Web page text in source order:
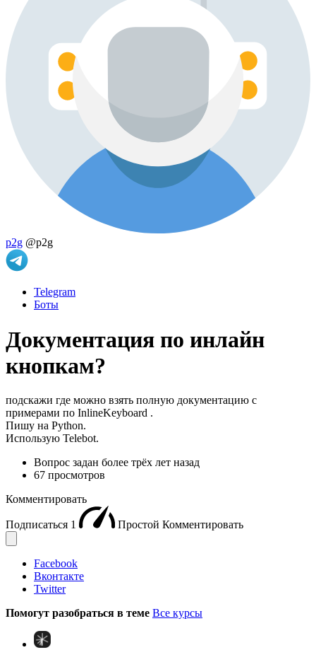
p2g @p2g
Telegram
Боты
Документация по инлайн
кнопкам?
подскажи где можно взять полную документацию с
примерами по InlineKeyboard .
Пишу на Python.
Использую Telebot.
Вопрос задан более трёх лет назад
67 просмотров
Комментировать
Подписаться 1 Простой Комментировать
Facebook
Вконтакте
Twitter
Помогут разобраться в теме Все курсы